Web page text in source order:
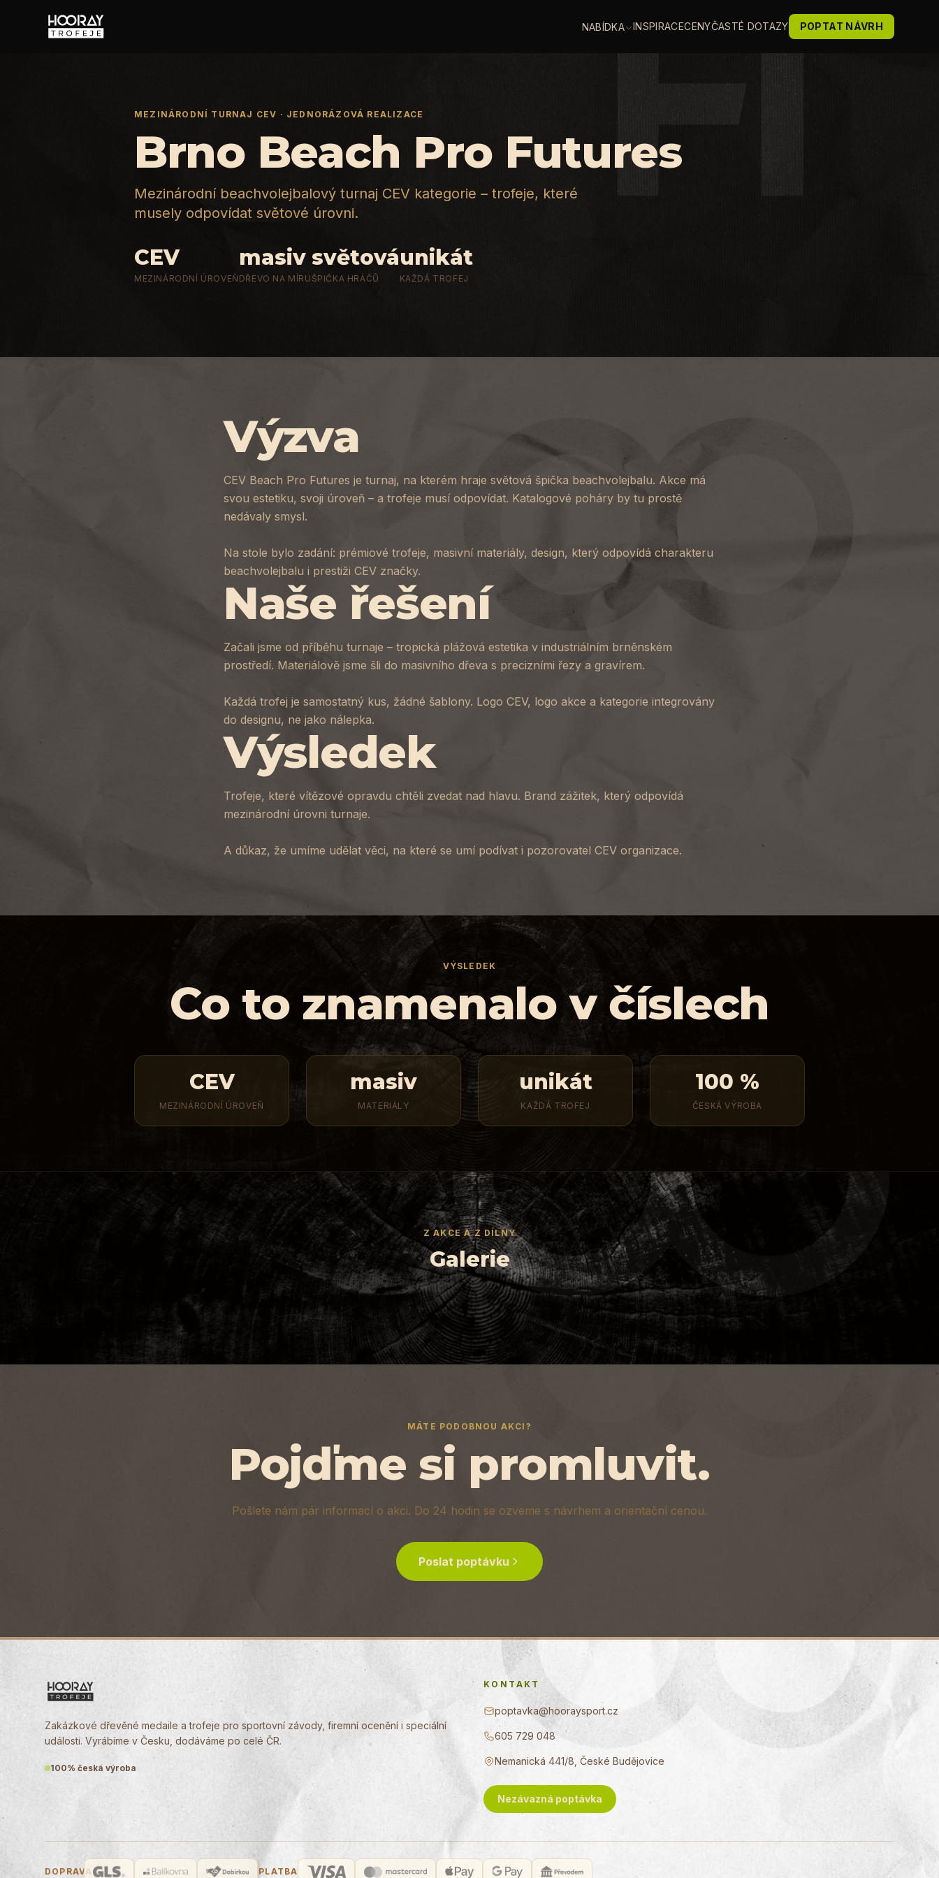
NABÍDKA INSPIRACECENYČASTÉ DOTAZY POPTAT NÁVRH
MEZINÁRODNÍ TURNAJ CEV · JEDNORÁZOVÁ REALIZACE
Brno Beach Pro Futures
Mezinárodní beachvolejbalový turnaj CEV kategorie – trofeje, které
musely odpovídat světové úrovni.
CEV
MEZINÁRODNÍ ÚROVEŇ
masiv
DŘEVO NA MÍRU
světová
ŠPIČKA HRÁČŮ
unikát
KAŽDÁ TROFEJ
Výzva
CEV Beach Pro Futures je turnaj, na kterém hraje světová špička beachvolejbalu. Akce má
svou estetiku, svoji úroveň – a trofeje musí odpovídat. Katalogové poháry by tu prostě
nedávaly smysl.
Na stole bylo zadání: prémiové trofeje, masivní materiály, design, který odpovídá charakteru
beachvolejbalu i prestiži CEV značky.
Naše řešení
Začali jsme od příběhu turnaje – tropická plážová estetika v industriálním brněnském
prostředí. Materiálově jsme šli do masivního dřeva s precizními řezy a gravírem.
Každá trofej je samostatný kus, žádné šablony. Logo CEV, logo akce a kategorie integrovány
do designu, ne jako nálepka.
Výsledek
Trofeje, které vítězové opravdu chtěli zvedat nad hlavu. Brand zážitek, který odpovídá
mezinárodní úrovni turnaje.
A důkaz, že umíme udělat věci, na které se umí podívat i pozorovatel CEV organizace.
VÝSLEDEK
Co to znamenalo v číslech
CEV
MEZINÁRODNÍ ÚROVEŇ
masiv
MATERIÁLY
unikát
KAŽDÁ TROFEJ
100 %
ČESKÁ VÝROBA
Z AKCE A Z DÍLNY
Galerie
Z náčrtu
k
realizaci
MÁTE PODOBNOU AKCI?
Pojďme si promluvit.
Pošlete nám pár informací o akci. Do 24 hodin se ozveme s návrhem a orientační cenou.
Poslat poptávku
Zakázkové dřevěné medaile a trofeje pro sportovní závody, firemní ocenění i speciální
události. Vyrábíme v Česku, dodáváme po celé ČR.
100% česká výroba
KONTAKT
poptavka@hooraysport.cz
605 729 048
Nemanická 441/8, České Budějovice
Nezávazná poptávka
DOPRAVA PLATBA